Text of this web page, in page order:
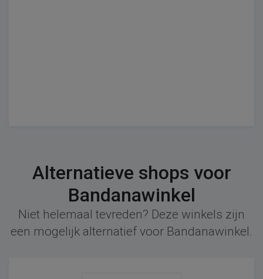
Alternatieve shops voor
Bandanawinkel
Niet helemaal tevreden? Deze winkels zijn
een mogelijk alternatief voor Bandanawinkel.